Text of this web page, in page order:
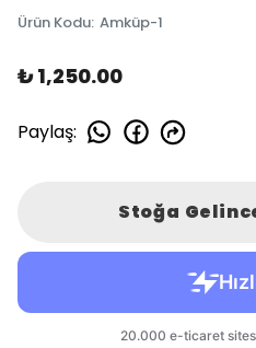
Ürün Kodu: Amküp-1
₺ 1,250.00
Paylaş:
Stoğa